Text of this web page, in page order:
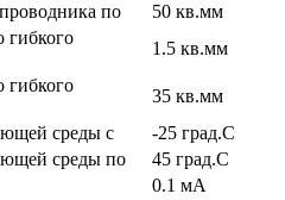
по
50 кв.мм
гибкого
1.5 кв.мм
гибкого
35 кв.мм
среды с
-25 град.C
среды по
45 град.C
0.1 мА